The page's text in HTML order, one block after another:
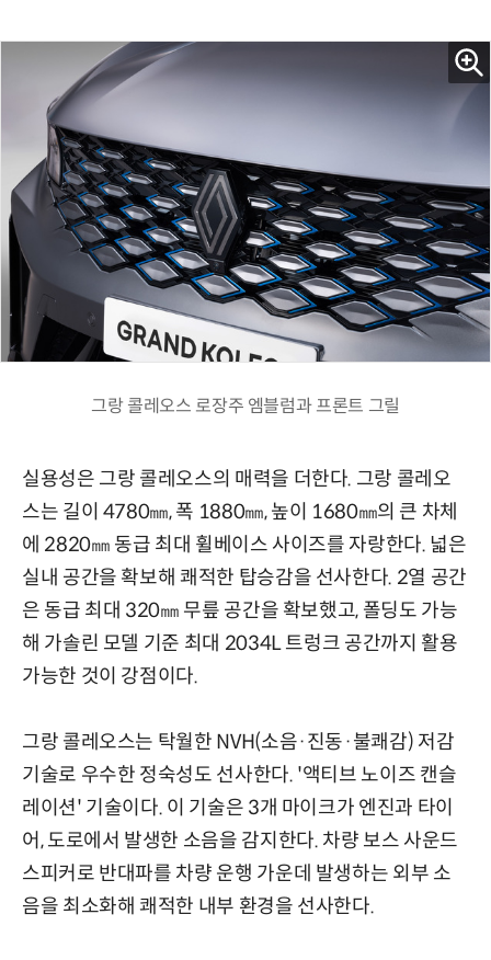
그랑 콜레오스 로장주 엠블럼과 프론트 그릴
실용성은 그랑 콜레오스의 매력을 더한다. 그랑 콜레오
스는 길이 4780㎜, 폭 1880㎜, 높이 1680㎜의 큰 차체
에 2820㎜ 동급 최대 휠베이스 사이즈를 자랑한다. 넓은
실내 공간을 확보해 쾌적한 탑승감을 선사한다. 2열 공간
은 동급 최대 320㎜ 무릎 공간을 확보했고, 폴딩도 가능
해 가솔린 모델 기준 최대 2034L 트렁크 공간까지 활용
가능한 것이 강점이다.
그랑 콜레오스는 탁월한 NVH(소음·진동·불쾌감) 저감
기술로 우수한 정숙성도 선사한다. '액티브 노이즈 캔슬
레이션' 기술이다. 이 기술은 3개 마이크가 엔진과 타이
어, 도로에서 발생한 소음을 감지한다. 차량 보스 사운드
스피커로 반대파를 차량 운행 가운데 발생하는 외부 소
음을 최소화해 쾌적한 내부 환경을 선사한다.